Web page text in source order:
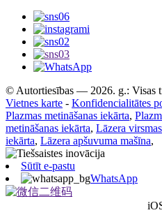
© Autortiesības — 2026. g.: Visas
Vietnes karte - Konfidencialitātes
Plazmas metināšanas iekārta,
metināšanas iekārta, Lāzera
iekārta, Lāzera apšuvuma mašīna,
Sūtīt e-pastu
WhatsApp